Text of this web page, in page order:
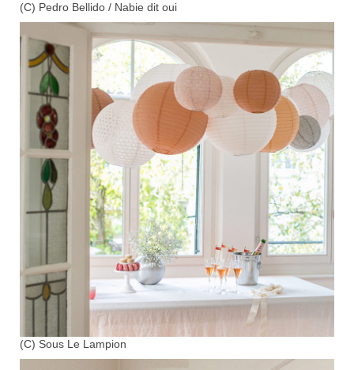
(C) Pedro Bellido / Nabie dit oui
(C) Sous Le Lampion